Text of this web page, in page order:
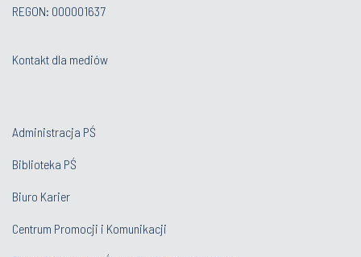
REGON: 000001637
Kontakt dla mediów
Administracja PŚ
Biblioteka PŚ
Biuro Karier
Centrum Promocji i Komunikacji